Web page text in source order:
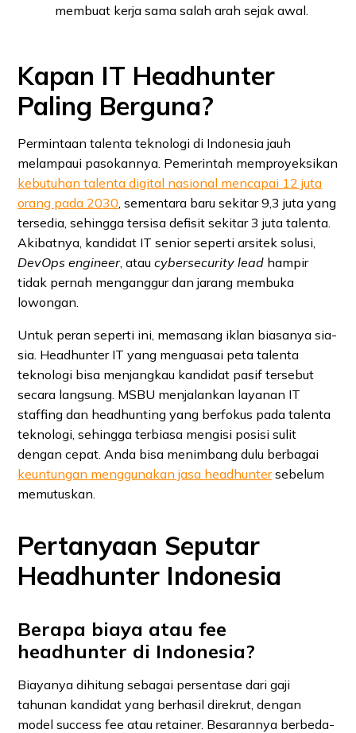
membuat kerja sama salah arah sejak awal.
Kapan IT Headhunter
Paling Berguna?
Permintaan talenta teknologi di Indonesia jauh
melampaui pasokannya. Pemerintah memproyeksikan
kebutuhan talenta digital nasional mencapai 12 juta
orang pada 2030 , sementara baru sekitar 9,3 juta yang
tersedia, sehingga tersisa defisit sekitar 3 juta talenta.
Akibatnya, kandidat IT senior seperti arsitek solusi,
DevOps engineer, ataucybersecurity lead hampir
tidak pernah menganggur dan jarang membuka
lowongan.
Untuk peran seperti ini, memasang iklan biasanya sia-
sia. Headhunter IT yang menguasai peta talenta
teknologi bisa menjangkau kandidat pasif tersebut
secara langsung. MSBU menjalankan layanan IT
staffing dan headhunting yang berfokus pada talenta
teknologi, sehingga terbiasa mengisi posisi sulit
dengan cepat. Anda bisa menimbang dulu berbagai
keuntungan menggunakan jasa headhuntersebelum
memutuskan.
Pertanyaan Seputar
Headhunter Indonesia
Berapa biaya atau fee
headhunter di Indonesia?
Biayanya dihitung sebagai persentase dari gaji
tahunan kandidat yang berhasil direkrut, dengan
model success fee atau retainer. Besarannya berbeda-